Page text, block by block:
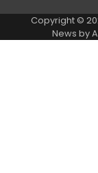
Copyright ©
News by